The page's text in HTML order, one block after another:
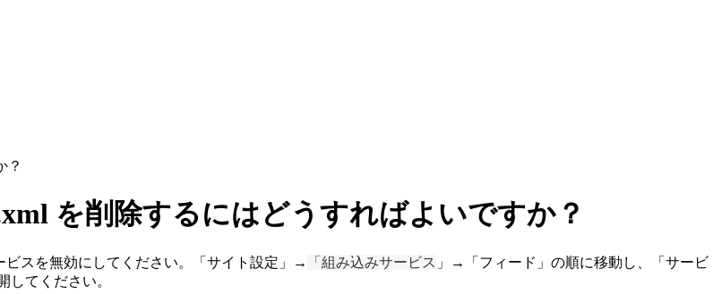
？
を削除するにはどうすればよいですか？
ビスを無効にしてください。「サイト設定」→ 「組み込みサービス 」→「フィード」の順に移動し、「サービ
してください。